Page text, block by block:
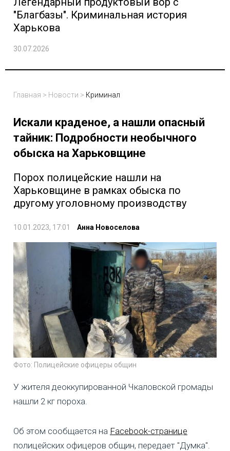
"Благбазы". Криминальная история
Харькова
30.07.2026
Главная > Новости > Криминал
Искали краденое, а нашли опасный
тайник: Подробности необычного
обыска на Харьковщине
Порох полицейские нашли на
Харьковщине в рамках обыска по
другому уголовному производству
10.01.2023, 17:01 Анна Новоселова
Фото: Полицейские офицеры общин
У жителя деоккупированной Чкаловской громады
нашли 2 кг пороха.
Об этом сообщается на Facebook-странице
полицейских офицеров общин, передает "Думка".